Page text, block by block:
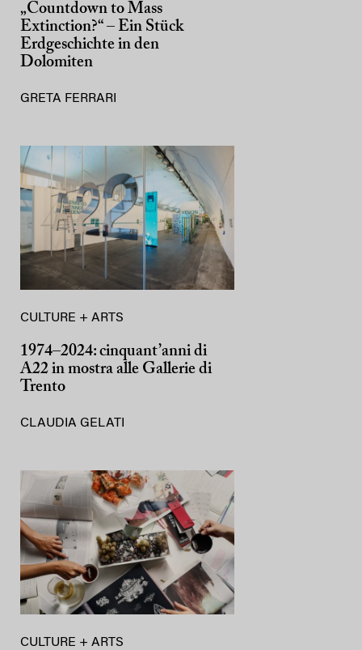
„Countdown to Mass
Extinction?“ – Ein Stück
Erdgeschichte in den
Dolomiten
GRETA FERRARI
CULTURE + ARTS
1974–2024: cinquant’anni di
A22 in mostra alle Gallerie di
Trento
CLAUDIA GELATI
CULTURE + ARTS